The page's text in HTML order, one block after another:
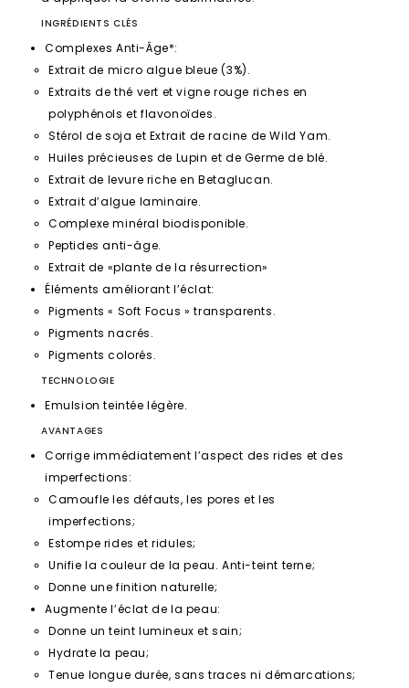
INGRÉDIENTS CLÉS
Complexes Anti-Âge*:
Extrait de micro algue bleue (3%).
Extraits de thé vert et vigne rouge riches en
polyphénols et flavonoïdes.
Stérol de soja et Extrait de racine de Wild Yam.
Huiles précieuses de Lupin et de Germe de blé.
Extrait de levure riche en Betaglucan.
Extrait d’algue laminaire.
Complexe minéral biodisponible.
Peptides anti-âge.
Extrait de «plante de la résurrection»
Éléments améliorant l’éclat:
Pigments « Soft Focus » transparents.
Pigments nacrés.
Pigments colorés.
TECHNOLOGIE
Emulsion teintée légère.
AVANTAGES
Corrige immédiatement l’aspect des rides et des
imperfections:
Camoufle les défauts, les pores et les
imperfections;
Estompe rides et ridules;
Unifie la couleur de la peau. Anti-teint terne;
Donne une finition naturelle;
Augmente l’éclat de la peau:
Donne un teint lumineux et sain;
Hydrate la peau;
Tenue longue durée, sans traces ni démarcations;